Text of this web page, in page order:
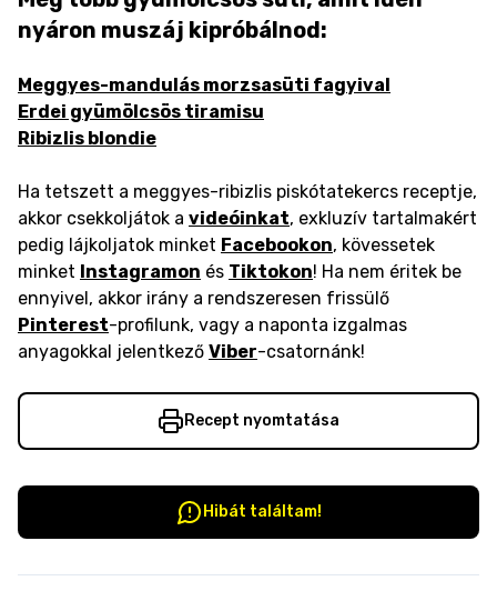
nyáron muszáj kipróbálnod:
Meggyes-mandulás morzsasüti fagyival
Erdei gyümölcsös tiramisu
Ribizlis blondie
Ha tetszett a meggyes-ribizlis piskótatekercs receptje,
akkor csekkoljátok a videóinkat, exkluzív tartalmakért
pedig lájkoljatok minket Facebookon, kövessetek
minket Instagramon és Tiktokon! Ha nem éritek be
ennyivel, akkor irány a rendszeresen frissülő
Pinterest-profilunk, vagy a naponta izgalmas
anyagokkal jelentkező Viber-csatornánk!
Recept nyomtatása
Hibát találtam!